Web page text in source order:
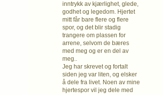
inntrykk av kjærlighet, glede,
godhet og legedom. Hjertet
mitt får bare flere og flere
spor, og det blir stadig
trangere om plassen for
arrene, selvom de bæres
med meg og er en del av
meg..
Jeg har skrevet og fortalt
siden jeg var liten, og elsker
å dele fra livet. Noen av mine
hjertespor vil jeg dele med